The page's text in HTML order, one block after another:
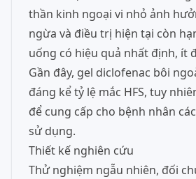
thần kinh ngoại vi nhỏ ảnh
ngừa và điều trị hiện tại còn
uống có hiệu quả nhất định, ít
Gần đây, gel diclofenac bôi
đáng kể tỷ lệ mắc HFS, tuy
để cung cấp cho bệnh nhân
sử dụng.
Thiết kế nghiên cứu
Thử nghiệm ngẫu nhiên, đối